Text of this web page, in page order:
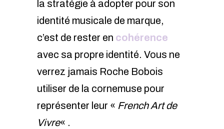
la stratégie à adopter pour son
identité musicale de marque,
c’est de rester en cohérence
avec sa propre identité. Vous ne
verrez jamais Roche Bobois
utiliser de la cornemuse pour
représenter leur « French Art de
Vivre« .